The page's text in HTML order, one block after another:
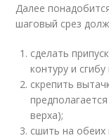
Далее
шаговый срез
сделать
контуру и сгибу
скрепить
верха);
сшить на